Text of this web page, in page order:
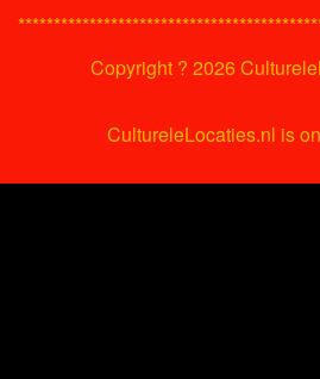
Copyright ? 2026
CultureleLocaties.nl is